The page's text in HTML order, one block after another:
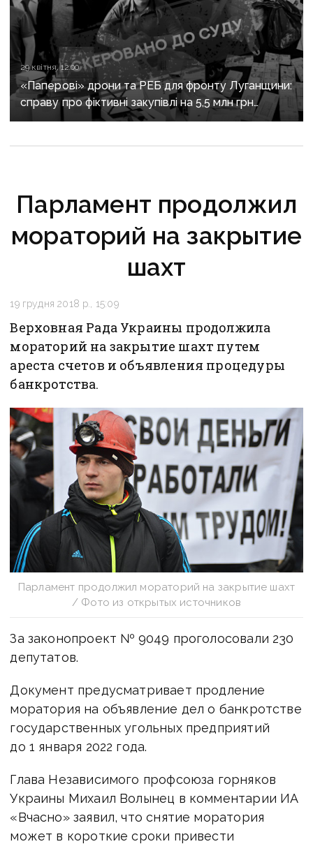
29 квітня, 12:00
«Паперові» дрони та РЕБ для фронту Луганщини:
справу про фіктивні закупівлі на 5,5 млн грн
скерували до суду
Парламент продолжил
мораторий на закрытие
шахт
19 грудня 2018 р., 15:09
Верховная Рада Украины продолжила
мораторий на закрытие шахт путем
ареста счетов и объявления процедуры
банкротства.
Парламент продолжил мораторий на закрытие шахт
/ Фото из открытых источников
За законопроект № 9049 проголосовали 230
депутатов.
Документ предусматривает продление
моратория на объявление дел о банкротстве
государственных угольных предприятий
до 1 января 2022 года.
Глава Независимого профсоюза горняков
Украины Михаил Волынец в комментарии ИА
«Вчасно» заявил, что снятие моратория
может в короткие сроки привести